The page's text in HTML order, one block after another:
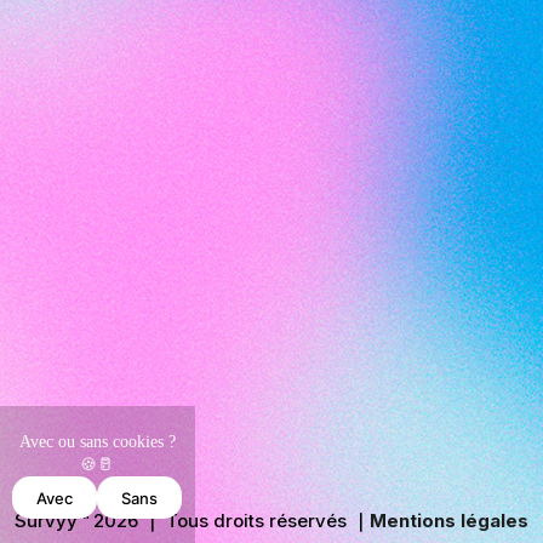
Avec ou sans cookies ?
🍪🥛
Avec Sans
Survyy™ 2026｜Tous droits réservés｜Mentions légales